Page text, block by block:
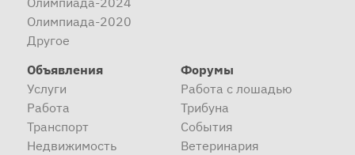
Олимпиада-2020
Другое
Объявления
Услуги
Работа
Транспорт
Недвижимость
Форумы
Работа с лошадью
Трибуна
События
Ветеринария